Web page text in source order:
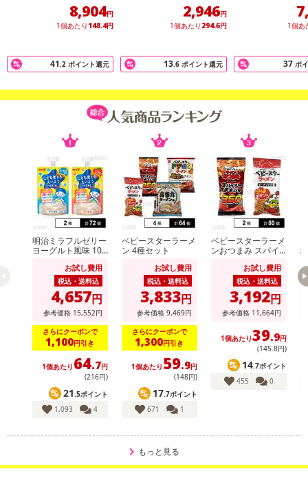
8,904円
1個あたり 148.4円
41.2 ポイント還元
2,946円
1個あたり 294.6円
13.6 ポイント還元
1個あ
37 ポ
明治ミラフルゼリー
ヨーグルト風味 100
ト風味 100gお試し費用
税込・送料込
4,657円
参考価格 15,552円
さらにクーポンで
1,100円引き
1個あたり 64.7円
(216円)
21.5ポイント
1,093
4
ベビースターラーメ
ン 4種セット
お試し費用
税込・送料込
3,833円
参考価格 9,469円
さらにクーポンで
1,300円引き
1個あたり 59.9円
(148円)
17.7ポイント
671
1
ベビースターラーメ
ンおつまみ スパイ
ベビースターラーメ
ン コクうまチキン
味 64g
お試し費用
税込・送料込
3,192円
参考価格 11,664円
1個あたり39.9円
(145 .8円)
14.7ポイント
455
0
もっと見る